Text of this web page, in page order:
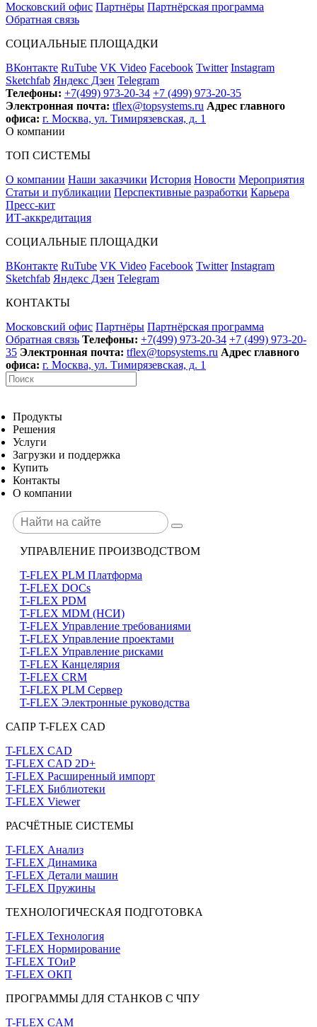
Московский офис Партнёры Партнёрская программа
Обратная связь
СОЦИАЛЬНЫЕ ПЛОЩАДКИ
ВКонтакте RuTube VK Video Facebook Twitter Instagram
Sketchfab Яндекс Дзен Telegram
Телефоны: +7(499) 973-20-34 +7 (499) 973-20-35
Электронная почта: tflex@topsystems.ru Адрес главного
офиса: г. Москва, ул. Тимирязевская, д. 1
О компании
ТОП СИСТЕМЫ
О компании Наши заказчики История Новости Мероприятия
Статьи и публикации Перспективные разработки Карьера
Пресс-кит
ИТ-аккредитация
СОЦИАЛЬНЫЕ ПЛОЩАДКИ
ВКонтакте RuTube VK Video Facebook Twitter Instagram
Sketchfab Яндекс Дзен Telegram
КОНТАКТЫ
Московский офис Партнёры Партнёрская программа
Обратная связь Телефоны: +7(499) 973-20-34 +7 (499) 973-20-
35 Электронная почта: tflex@topsystems.ru Адрес главного
офиса: г. Москва, ул. Тимирязевская, д. 1
Продукты
Решения
Услуги
Загрузки и поддержка
Купить
Контакты
О компании
УПРАВЛЕНИЕ ПРОИЗВОДСТВОМ
T-FLEX PLM Платформа
T-FLEX DOCs
T-FLEX PDM
T-FLEX MDM (НСИ)
T-FLEX Управление требованиями
T-FLEX Управление проектами
T-FLEX Управление рисками
T-FLEX Канцелярия
T-FLEX CRM
T-FLEX PLM Сервер
T-FLEX Электронные руководства
САПР T-FLEX CAD
T-FLEX CAD
T-FLEX CAD 2D+
T-FLEX Расширенный импорт
T-FLEX Библиотеки
T-FLEX Viewer
РАСЧЁТНЫЕ СИСТЕМЫ
T-FLEX Анализ
T-FLEX Динамика
T-FLEX Детали машин
T-FLEX Пружины
ТЕХНОЛОГИЧЕСКАЯ ПОДГОТОВКА
T-FLEX Технология
T-FLEX Нормирование
T-FLEX ТОиР
T-FLEX ОКП
ПРОГРАММЫ ДЛЯ СТАНКОВ С ЧПУ
T-FLEX CAM